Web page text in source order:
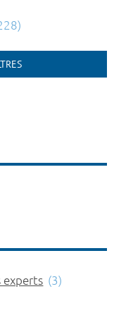
experts (3)